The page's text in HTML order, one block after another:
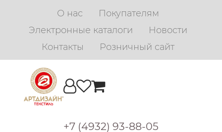
О нас
Покупателям
Электронные каталоги
Новости
Контакты
Розничный сайт
+7 (4932) 93-88-05